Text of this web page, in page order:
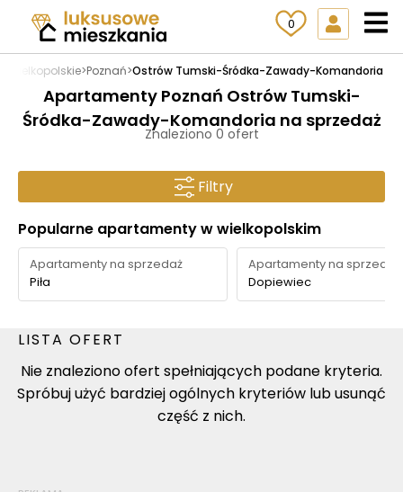
0
wielkopolskie>Poznań>Ostrów Tumski-Śródka-Zawady-Komandoria
Apartamenty Poznań Ostrów Tumski-
Śródka-Zawady-Komandoria na sprzedaż
Znaleziono 0 ofert
Filtry
Popularne apartamenty w wielkopolskim
Apartamenty na sprzedaż
Piła
Apartamenty na sprzedaż
Dopiewiec
Nie znaleziono ofert spełniających podane kryteria.
Spróbuj użyć bardziej ogólnych kryteriów lub usunąć
część z nich.
LISTA OFERT